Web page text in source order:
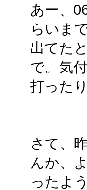
あー、
らいま
出てた
で。気
打ったり
さて、
んか、
ったよ